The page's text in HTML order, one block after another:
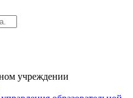
учреждении